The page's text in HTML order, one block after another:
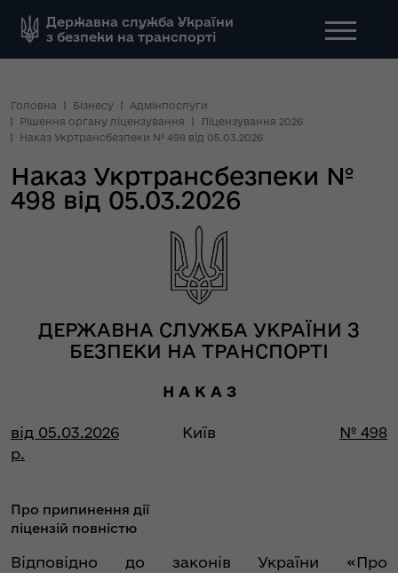
Державна служба України
з безпеки на транспорті
Головна Бізнесу
Адмінпослуги
Рішення органу ліцензування
Ліцензування 2026
Наказ Укртрансбезпеки № 498 від 05.03.2026
Наказ Укртрансбезпеки №
498 від 05.03.2026
ДЕРЖАВНА СЛУЖБА УКРАЇНИ З
БЕЗПЕКИ НА ТРАНСПОРТІ
Н А К А З
від 05.03.2026
р.
Київ № 498
Про припинення дії
ліцензій повністю
Відповідно до законів України «Про